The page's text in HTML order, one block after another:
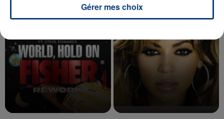
22h48
22h48 22h44
22h44
Gérer mes choix